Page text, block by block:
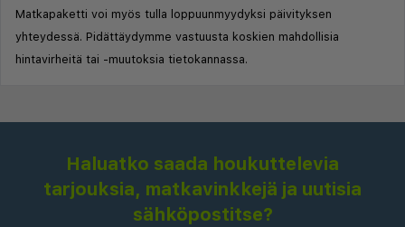
Matkapaketti voi myös tulla loppuunmyydyksi päivityksen
yhteydessä. Pidättäydymme vastuusta koskien mahdollisia
hintavirheitä tai -muutoksia tietokannassa.
Haluatko saada houkuttelevia
tarjouksia, matkavinkkejä ja uutisia
sähköpostitse?